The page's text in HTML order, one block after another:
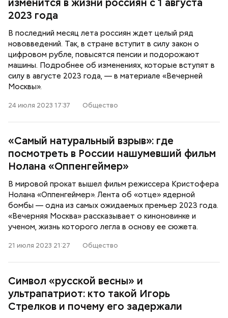
2023 года
В последний месяц лета россиян ждет целый ряд
нововведений. Так, в стране вступит в силу закон о
цифровом рубле, повысятся пенсии и подорожают
машины. Подробнее об изменениях, которые вступят в
силу в августе 2023 года, — в материале «Вечерней
Москвы».
24 июля 2023 17:37 Общество
«Самый натуральный взрыв»: где
посмотреть в России нашумевший фильм
Нолана «Оппенгеймер»
В мировой прокат вышел фильм режиссера Кристофера
Нолана «Оппенгеймер». Лента об «отце» ядерной
бомбы — одна из самых ожидаемых премьер 2023 года.
«Вечерняя Москва» рассказывает о киноновинке и
ученом, жизнь которого легла в основу ее сюжета.
21 июля 2023 21:27 Общество
Символ «русской весны» и
ультрапатриот: кто такой Игорь
Стрелков и почему его задержали